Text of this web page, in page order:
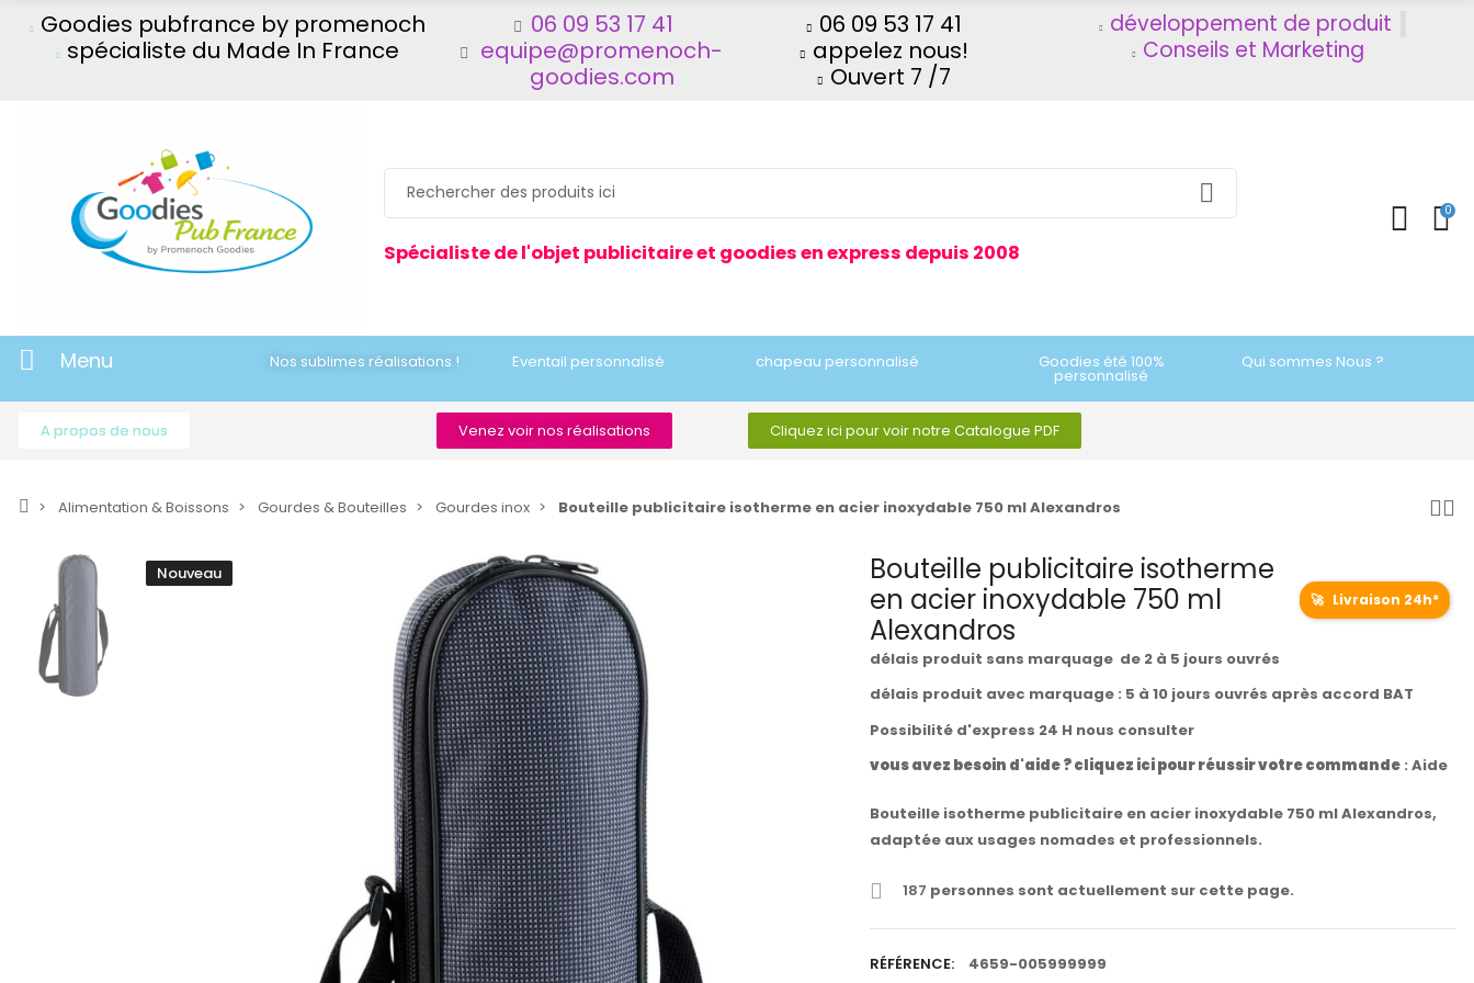
Goodies pubfrance by promenoch
spécialiste du Made In France
06 09 53 17 41
equipe@promenoch-
goodies.com
06 09 53 17 41
appelez nous!
Ouvert 7 /7
développement de produit
Conseils et Marketing
Spécialiste de l'objet publicitaire et goodies en express depuis 2008
0
Menu Nos sublimes réalisations ! Eventail personnalisé chapeau personnalisé Goodies été 100%
personnalisé
Qui sommes Nous ?
A propos de nous Venez voir nos réalisations Cliquez ici pour voir notre Catalogue PDF
Alimentation & Boissons Gourdes & Bouteilles Gourdes inox Bouteille publicitaire isotherme en acier inoxydable 750 ml Alexandros
Nouveau
Bouteille publicitaire isotherme
en acier inoxydable 750 ml
Alexandros
🚀 Livraison 24h*
délais produit sans marquage de 2 à 5 jours ouvrés
délais produit avec marquage : 5 à 10 jours ouvrés après accord BAT
Possibilité d'express 24 H nous consulter
vous avez besoin d'aide ? cliquez ici pour réussir votre commande: Aide
Bouteille isotherme publicitaire en acier inoxydable 750 ml Alexandros,
adaptée aux usages nomades et professionnels.
187 personnes sont actuellement sur cette page.
RÉFÉRENCE:
4659-005999999